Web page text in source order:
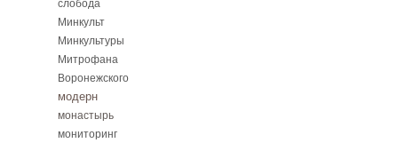
Минкульт
Минкультуры
Митрофана
Воронежского
модерн
монастырь
мониторинг